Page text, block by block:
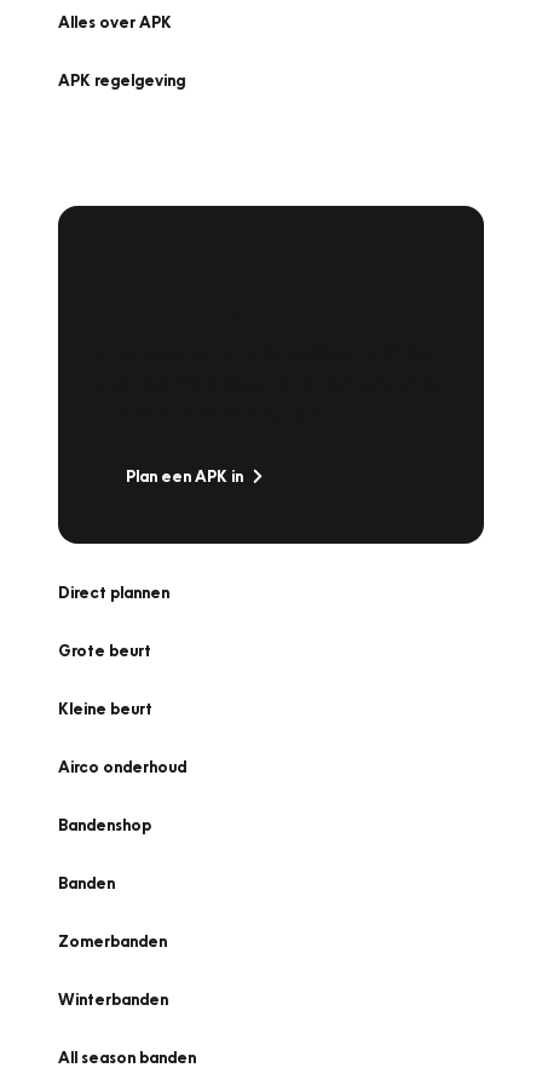
Alles over APK
APK regelgeving
Plan een APK in
Direct plannen
Grote beurt
Kleine beurt
Airco onderhoud
Bandenshop
Banden
Zomerbanden
Winterbanden
All season banden